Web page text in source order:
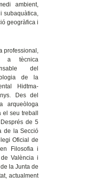
ambient,
subaquàtica,
geogràfica i
professional,
a tècnica
del
de la
Hidtma-
Des del
arqueòloga
seu treball
de 5
de la Secció
Oficial de
Filosofia i
València i
la Junta de
actualment